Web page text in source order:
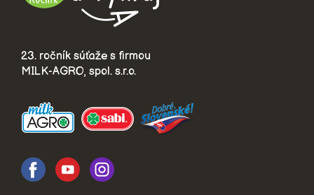
23. ročník súťaže s firmou
MILK-AGRO, spol. s.r.o.